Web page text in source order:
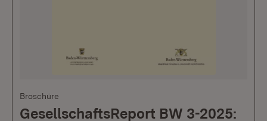
Broschüre
GesellschaftsReport BW 3-2025: